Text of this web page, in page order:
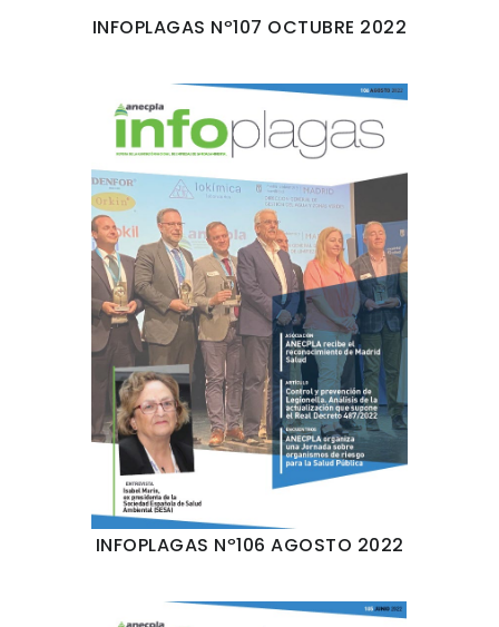
INFOPLAGAS Nº107 OCTUBRE 2022
INFOPLAGAS Nº106 AGOSTO 2022